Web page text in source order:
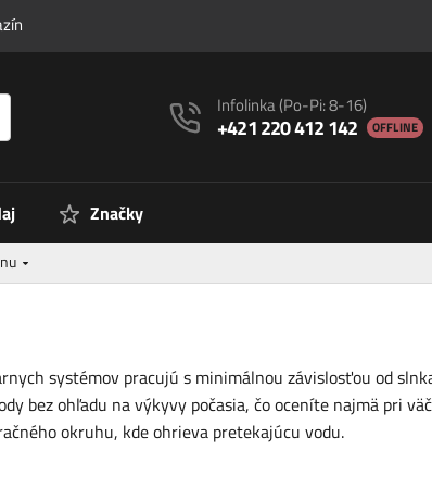
Infolinka(Po-Pi: 8-16)
+421 220 412 142 OFFLINE
Značky
systémov pracujú s minimálnou závislosťou od
bez ohľadu na výkyvy počasia, čo oceníte najmä pri
okruhu, kde ohrieva pretekajúcu vodu.